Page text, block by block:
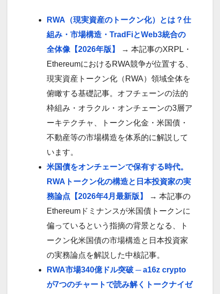
RWA（現実資産のトークン化）とは？仕
組み・市場構造・TradFiとWeb3統合の
全体像【2026年版】
→ 本記事のXRPL・
EthereumにおけるRWA競争が位置する、
現実資産トークン化（RWA）領域全体を
俯瞰する基礎記事。オフチェーンの法的
枠組み・オラクル・オンチェーンの3層ア
ーキテクチャ、トークン化金・米国債・
不動産等の市場構造を体系的に解説して
います。
米国債をオンチェーンで保有する時代。
RWAトークン化の構造と日本投資家の実
務論点【2026年4月最新版】
→ 本記事の
Ethereumドミナンスが米国債トークンに
偏っているという指摘の背景となる、ト
ークン化米国債の市場構造と日本投資家
の実務論点を解説した中核記事。
RWA市場340億ドル突破 ─ a16z crypto
が7つのチャートで読み解くトークナイゼ